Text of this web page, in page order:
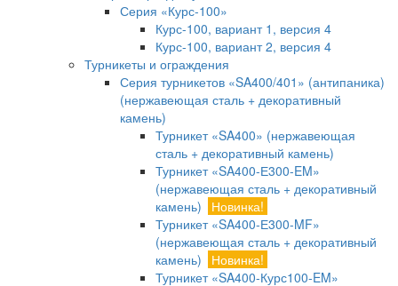
Серия «Курс-100»
Курс-100, вариант 1, версия 4
Курс-100, вариант 2, версия 4
Турникеты и ограждения
Серия турникетов «SA400/401» (антипаника)
(нержавеющая сталь + декоративный
камень)
Турникет «SA400» (нержавеющая
сталь + декоративный камень)
Турникет «SA400-Е300-EM»
(нержавеющая сталь + декоративный
камень)
Новинка!
Турникет «SA400-Е300-MF»
(нержавеющая сталь + декоративный
камень)
Новинка!
Турникет «SA400-Курс100-EM»